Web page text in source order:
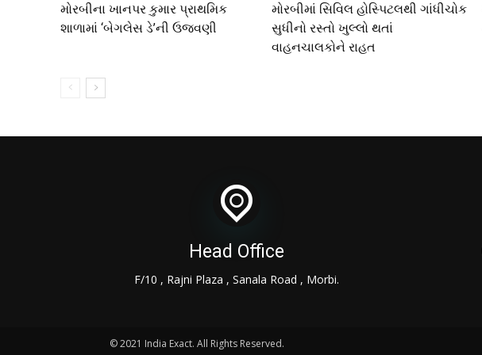
મોરબીના ખાનપર કુમાર પ્રાથમિક
શાળામાં ‘બેગલેસ ડે’ની ઉજવણી
મોરબીમાં સિવિલ હોસ્પિટલથી ગાંધીચોક
સુધીનો રસ્તો ખુલ્લો થતાં
વાહનચાલકોને રાહત
Head Office
F/10 , Rajni Plaza , Sanala Road , Morbi.
© 2021 India Exact. All Rights Reserved.